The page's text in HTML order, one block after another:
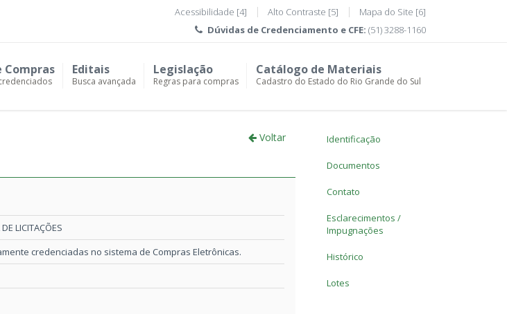
Acessibilidade [4] Alto Contraste [5]
Mapa do Site [6]
Dúvidas de Credenciamento e CFE: (51) 3288-1160
Compras Editais
Busca avançada
Legislação
Regras para compras
Catálogo de Materiais
Cadastro do Estado do Rio Grande do Sul
Voltar
LICITAÇÕES
credenciadas no sistema de Compras Eletrônicas.
Identificação
Documentos
Contato
Esclarecimentos /
Impugnações
Histórico
Lotes